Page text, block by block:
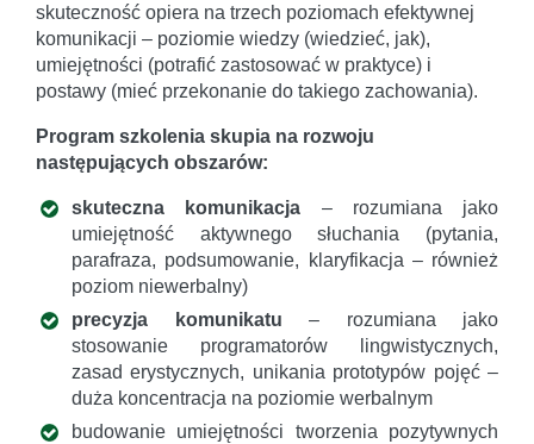
skuteczność opiera na trzech poziomach efektywnej
komunikacji – poziomie wiedzy (wiedzieć, jak),
umiejętności (potrafić zastosować w praktyce) i
postawy (mieć przekonanie do takiego zachowania).
Program szkolenia skupia na rozwoju
następujących obszarów:
skuteczna komunikacja – rozumiana jako
umiejętność aktywnego słuchania (pytania,
parafraza, podsumowanie, klaryfikacja – również
poziom niewerbalny)
precyzja komunikatu – rozumiana jako
stosowanie programatorów lingwistycznych,
zasad erystycznych, unikania prototypów pojęć –
duża koncentracja na poziomie werbalnym
budowanie umiejętności tworzenia pozytywnych